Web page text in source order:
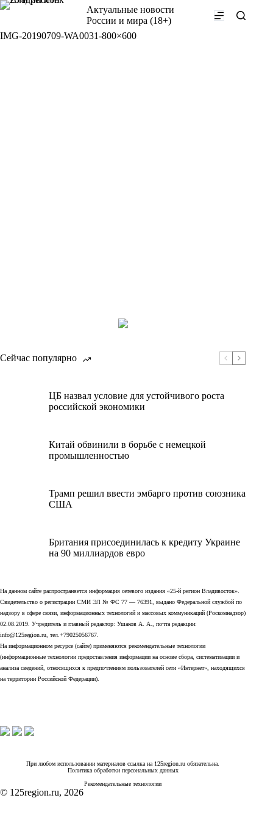
Перейти
Актуальные новости
России и мира (18+)
IMG-20190709-WA0031-800×600
Сейчас популярно
ЦБ назвал условие для устойчивого роста
российской экономики
Китай обвинили в борьбе с немецкой
промышленностью
Трамп решил ввести эмбарго против союзника
США
Британия присоединилась к кредиту Украине
на 90 миллиардов евро
На данном сайте распространяется информация сетевого издания «25-й регион Владивосток».
Свидетельство о регистрации СМИ ЭЛ № ФС 77 — 76391, выдано Федеральной службой по
надзору в сфере связи, информационных технологий и массовых коммуникаций (Роскомнадзор)
02.08.2019. Учредитель и главный редактор: Ушаков А. А., почта редакции:
info@125region.ru, тел.+79025056767.
На информационном ресурсе (сайте) применяются рекомендательные технологии
(информационные технологии предоставления информации на основе сбора, систематизации и
анализа сведений, относящихся к предпочтениям пользователей сети «Интернет», находящихся
на территории Российской Федерации).
При любом использовании материалов ссылка на 125region.ru обязательна.
Политика обработки персональных данных
Рекомендательные технологии
© 125region.ru, 2026